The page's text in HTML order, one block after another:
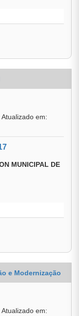
em:
MUNICIPAL DE
e Modernização
em: